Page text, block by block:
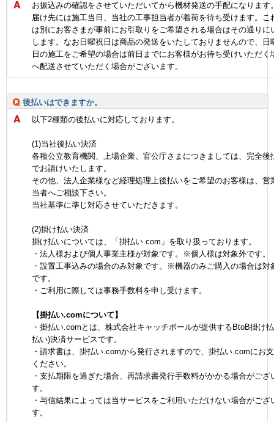
お振込みの確認をさせていただいてから機材発送の手配になります
届け先には施工当日、当社の工事担当者が着荷を待ち受けます。こ
は別にお客さまが事前にお引取りをご希望される場合はその通りに
します。なお日曜祝日は商品の発送をいたしておりませんので、日
日の施工をご希望の場合は前日までにお客様がお待ち受けいただく
へ配送させていただく場合がございます。
後払いはできますか。
以下2種類の後払いに対応しております。
(1)当社後払い決済
各種公立教育機関、上場企業、官公庁さまにつきましては、完全後
でお請けいたします。
その他、法人企業様など経理処理上後払いをご希望のお客様は、営
当者へご相談下さい。
当社基準に準じ対応させていただきます。
(2)掛け払い決済
掛け払いについては、「掛払い.com」を取り扱っております。
・法人様および個人事業主様が対象です。※個人様は対象外です。
・設置工事込みの場合のみ対象です。※機器のみご購入の場合は対
です。
・ご利用に際しては事務手数料を申し受けます。
【掛払い.comについて】
・掛払い.comとは、株式会社キャッチボールが提供するBtoB掛け
払い)決済サービスです。
・請求書は、掛払い.comから発行されますので、掛払い.comにお
ください。
・支払期限を過ぎた場合、再請求書発行手数料がかかる場合がござ
す。
・与信結果によっては当サービスをご利用いただけない場合がござ
す。